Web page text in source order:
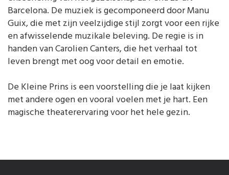
Barcelona. De muziek is gecomponeerd door Manu
Guix, die met zijn veelzijdige stijl zorgt voor een rijke
en afwisselende muzikale beleving. De regie is in
handen van Carolien Canters, die het verhaal tot
leven brengt met oog voor detail en emotie.
De Kleine Prins is een voorstelling die je laat kijken
met andere ogen en vooral voelen met je hart. Een
magische theaterervaring voor het hele gezin.